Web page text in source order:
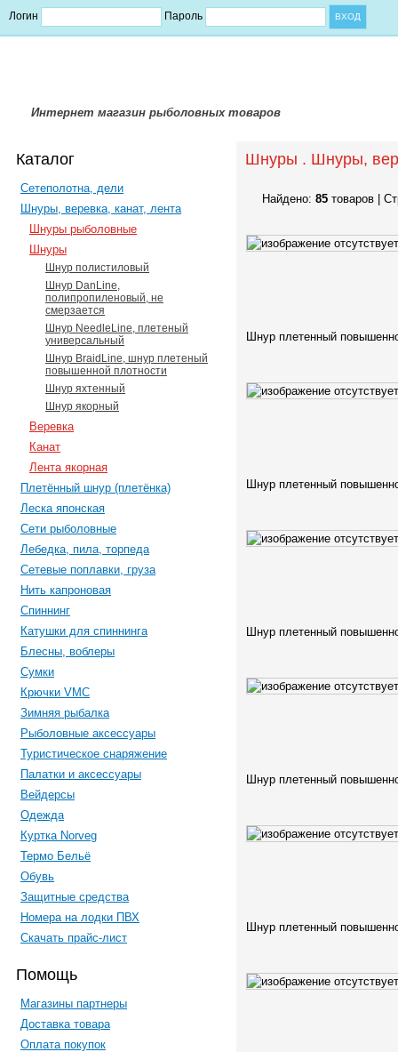
Логин Пароль
Интернет магазин рыболовных товаров
Каталог
Сетеполотна, дели
Шнуры, веревка, канат, лента
Шнуры рыболовные
Шнуры
Шнур полистиловый
Шнур DanLine,
полипропиленовый, не
смерзается
Шнур NeedleLine, плетеный
универсальный
Шнур BraidLine, шнур плетеный
повышенной плотности
Шнур яхтенный
Шнур якорный
Веревка
Канат
Лента якорная
Плетённый шнур (плетёнка)
Леска японская
Сети рыболовные
Лебедка, пила, торпеда
Сетевые поплавки, груза
Нить капроновая
Спиннинг
Катушки для спиннинга
Блесны, воблеры
Сумки
Крючки VMC
Зимняя рыбалка
Рыболовные аксессуары
Туристическое снаряжение
Палатки и аксессуары
Вейдерсы
Одежда
Куртка Norveg
Термо Бельё
Обувь
Защитные средства
Номера на лодки ПВХ
Скачать прайс-лист
Помощь
Магазины партнеры
Доставка товара
Оплата покупок
Шнуры . Шнуры,
Найдено: 85товаров |
Шнур плетенный
Шнур плетенный
Шнур плетенный
Шнур плетенный
Шнур плетенный